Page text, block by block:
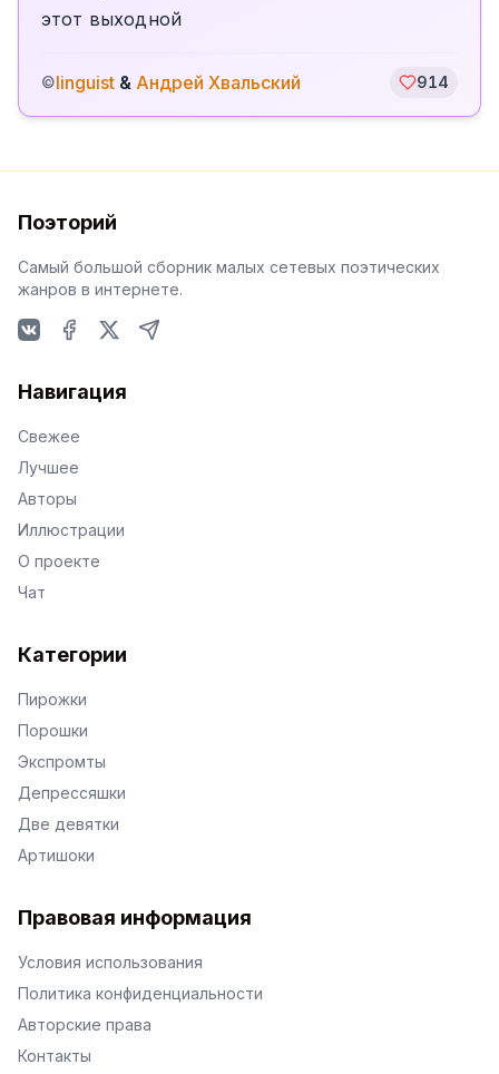
этот выходной
©linguist & Андрей Хвальский 914
Поэторий
Самый большой сборник малых сетевых поэтических
жанров в интернете.
Навигация
Свежее
Лучшее
Авторы
Иллюстрации
О проекте
Чат
Категории
Пирожки
Порошки
Экспромты
Депрессяшки
Две девятки
Артишоки
Правовая информация
Условия использования
Политика конфиденциальности
Авторские права
Контакты